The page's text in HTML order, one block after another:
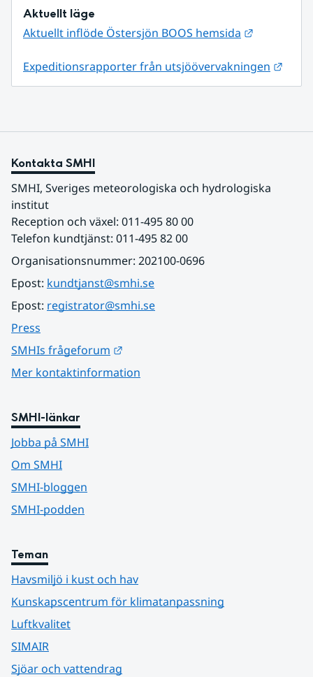
Aktuellt läge
Aktuellt inflöde Östersjön BOOS hemsida
Expeditionsrapporter från utsjöövervakningen
Kontakta SMHI
SMHI, Sveriges meteorologiska och hydrologiska
institut
Reception och växel: 011-495 80 00
Telefon kundtjänst: 011-495 82 00
Organisationsnummer: 202100-0696
Epost: kundtjanst@smhi.se
Epost: registrator@smhi.se
Press
SMHIs frågeforum
Mer kontaktinformation
SMHI-länkar
Jobba på SMHI
Om SMHI
SMHI-bloggen
SMHI-podden
Teman
Havsmiljö i kust och hav
Kunskapscentrum för klimatanpassning
Luftkvalitet
SIMAIR
Sjöar och vattendrag